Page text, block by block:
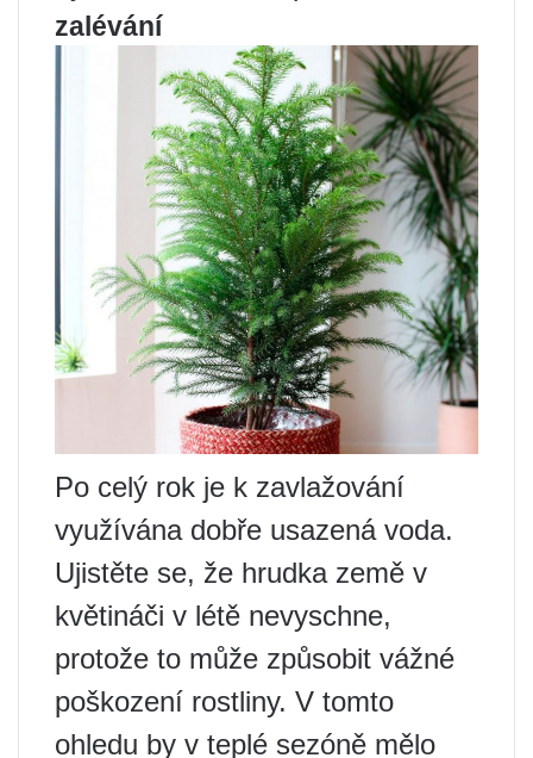
zalévání
Po celý rok je k zavlažování
využívána dobře usazená voda.
Ujistěte se, že hrudka země v
květináči v létě nevyschne,
protože to může způsobit vážné
poškození rostliny. V tomto
ohledu by v teplé sezóně mělo